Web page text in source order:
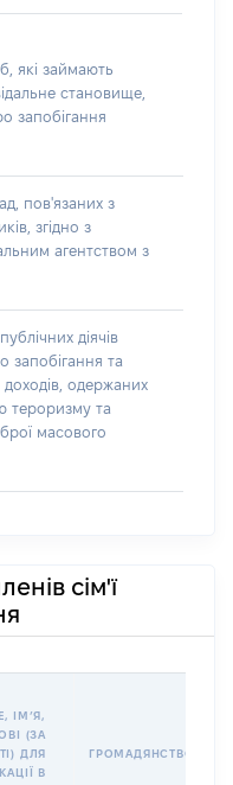
які займають
становище,
запобігання
пов'язаних з
згідно з
агентством з
діячів
запобігання та
доходів, одержаних
тероризму та
масового
сім'ї
ІМʼЯ,
(ЗА
ДЛЯ
В
ГРОМАДЯНСТВО